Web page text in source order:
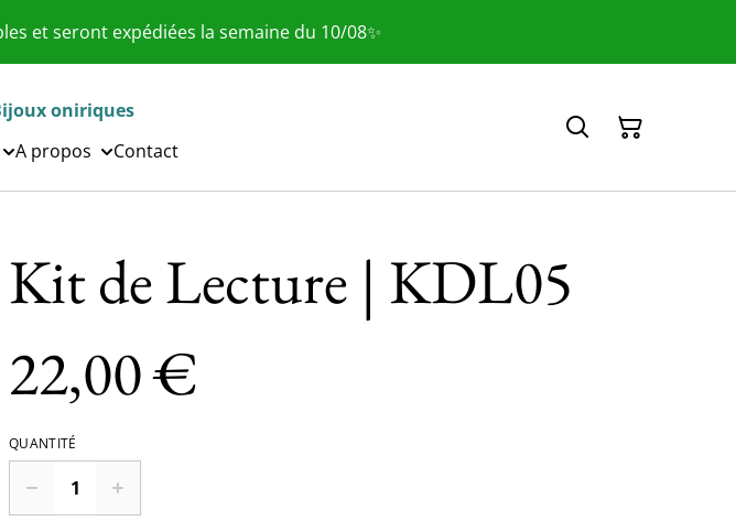
et seront expédiées la semaine du 10/08✨
oniriques
A propos Contact
Kit de Lecture | KDL05
22,00 €
QUANTITÉ